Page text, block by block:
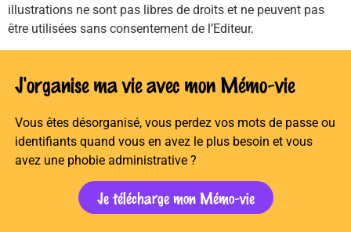
illustrations ne sont pas libres de droits et ne peuvent pas
être utilisées sans consentement de l’Editeur.
J'organise ma vie avec mon Mémo-vie
Vous êtes désorganisé, vous perdez vos mots de passe ou
identifiants quand vous en avez le plus besoin et vous
avez une phobie administrative ?
Je télécharge mon Mémo-vie